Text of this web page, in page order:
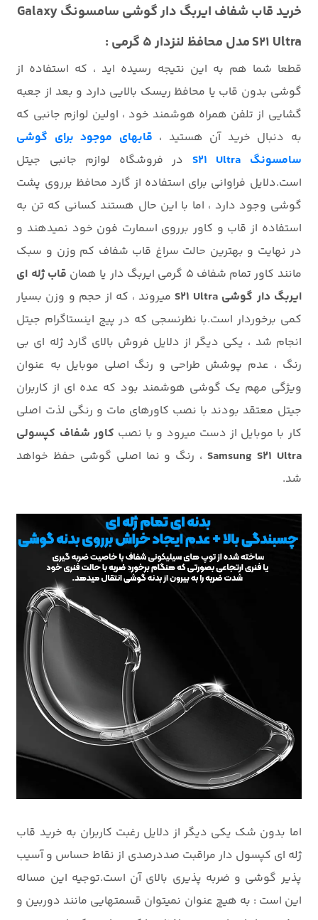
خرید قاب شفاف ایربگ دار
گوشی سامسونگ Galaxy
S21 Ultra مدل محافظ لنزدار 5 گرمی :
قطعا شما هم به این نتیجه رسیده اید ، که استفاده از
گوشی بدون قاب یا محافظ ریسک بالایی دارد و بعد از جعبه
گشایی از تلفن همراه هوشمند خود ، اولین لوازم جانبی که
به دنبال خرید آن هستید ، قابهای موجود برای گوشی
سامسونگ S21 Ultra
در فروشگاه لوازم جانبی جیتل
است.دلایل فراوانی برای استفاده از گارد محافظ برروی پشت
گوشی وجود دارد ، اما با این حال هستند کسانی که تن به
استفاده از قاب و کاور برروی اسمارت فون خود نمیدهند و
در نهایت و بهترین حالت سراغ قاب شفاف کم وزن و سبک
مانند کاور تمام شفاف 5 گرمی ایربگ دار یا همان
قاب ژله ای
ایربگ دار گوشی S21 Ultra
میروند ، که از حجم و وزن بسیار
کمی برخوردار است.با نظرنسجی که در پیج اینستاگرام جیتل
انجام شد ، یکی دیگر از دلایل فروش بالای گارد ژله ای بی
رنگ ، عدم پوشش طراحی و رنگ اصلی موبایل به عنوان
ویژگی مهم یک گوشی هوشمند بود که عده ای از کاربران
جیتل معتقد بودند با نصب کاورهای مات و رنگی لذت اصلی
کار با موبایل از دست میرود و با نصب کاور شفاف کپسولی
Samsung S21 Ultra ، رنگ و نما اصلی گوشی حفظ خواهد
شد.
اما بدون شک یکی دیگر از دلایل رغبت کاربران به خرید قاب
ژله ای کپسول دار مراقبت صددرصدی از نقاط حساس و آسیب
پذیر گوشی و ضربه پذیری بالای آن است.توجیه این مساله
این است : به هیچ عنوان نمیتوان قسمتهایی مانند دوربین و